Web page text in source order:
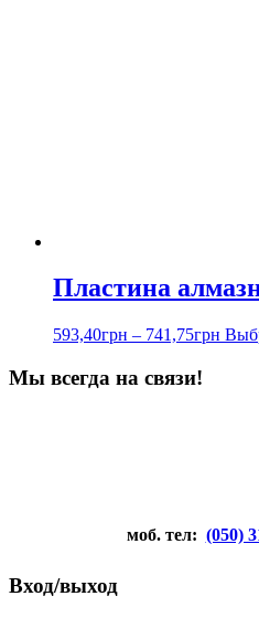
Пластина
593,40грн – 741,75грн
Мы всегда на связи!
моб. тел: (050)
Вход/выход